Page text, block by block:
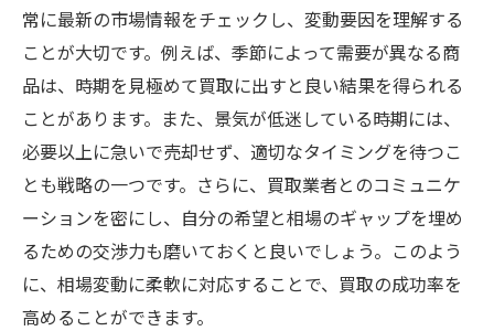
常に最新の市場情報をチェックし、変動要因を理解する
ことが大切です。例えば、季節によって需要が異なる商
品は、時期を見極めて買取に出すと良い結果を得られる
ことがあります。また、景気が低迷している時期には、
必要以上に急いで売却せず、適切なタイミングを待つこ
とも戦略の一つです。さらに、買取業者とのコミュニケ
ーションを密にし、自分の希望と相場のギャップを埋め
るための交渉力も磨いておくと良いでしょう。このよう
に、相場変動に柔軟に対応することで、買取の成功率を
高めることができます。